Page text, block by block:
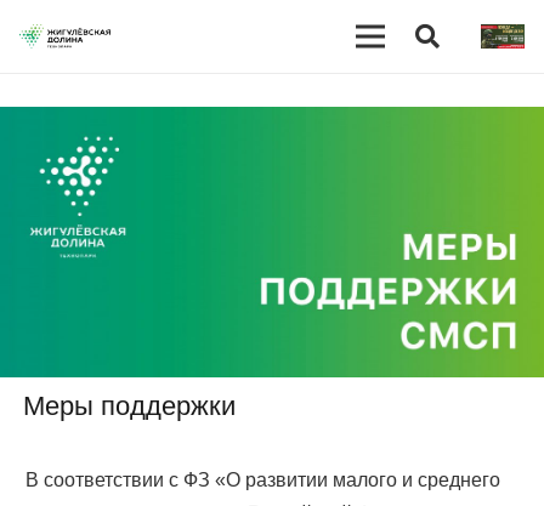
Меры поддержки
В соответствии с ФЗ «О развитии малого и среднего